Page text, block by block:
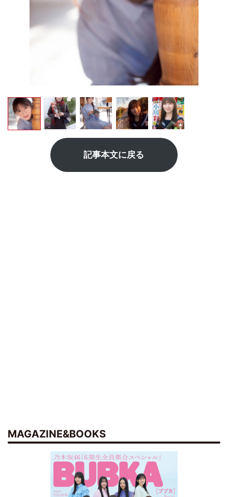
記事本文に戻る
MAGAZINE&BOOKS